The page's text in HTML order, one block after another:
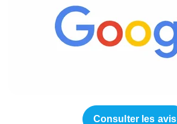
Consulter les avis